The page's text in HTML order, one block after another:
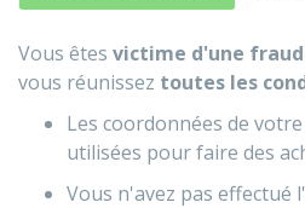
Vous êtes victime d'une
vous réunissez toutes les
Les coordonnées de
utilisées pour faire des
Vous n'avez pas effectué